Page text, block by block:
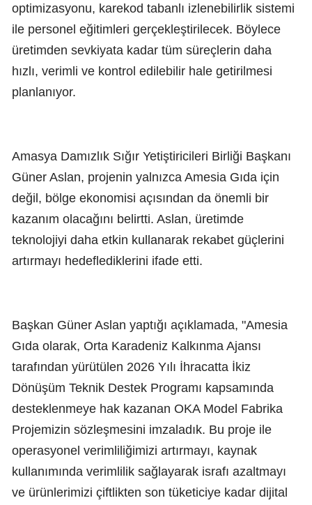
optimizasyonu, karekod tabanlı izlenebilirlik sistemi
ile personel eğitimleri gerçekleştirilecek. Böylece
üretimden sevkiyata kadar tüm süreçlerin daha
hızlı, verimli ve kontrol edilebilir hale getirilmesi
planlanıyor.
Amasya Damızlık Sığır Yetiştiricileri Birliği Başkanı
Güner Aslan, projenin yalnızca Amesia Gıda için
değil, bölge ekonomisi açısından da önemli bir
kazanım olacağını belirtti. Aslan, üretimde
teknolojiyi daha etkin kullanarak rekabet güçlerini
artırmayı hedeflediklerini ifade etti.
Başkan Güner Aslan yaptığı açıklamada, "Amesia
Gıda olarak, Orta Karadeniz Kalkınma Ajansı
tarafından yürütülen 2026 Yılı İhracatta İkiz
Dönüşüm Teknik Destek Programı kapsamında
desteklenmeye hak kazanan OKA Model Fabrika
Projemizin sözleşmesini imzaladık. Bu proje ile
operasyonel verimliliğimizi artırmayı, kaynak
kullanımında verimlilik sağlayarak israfı azaltmayı
ve ürünlerimizi çiftlikten son tüketiciye kadar dijital